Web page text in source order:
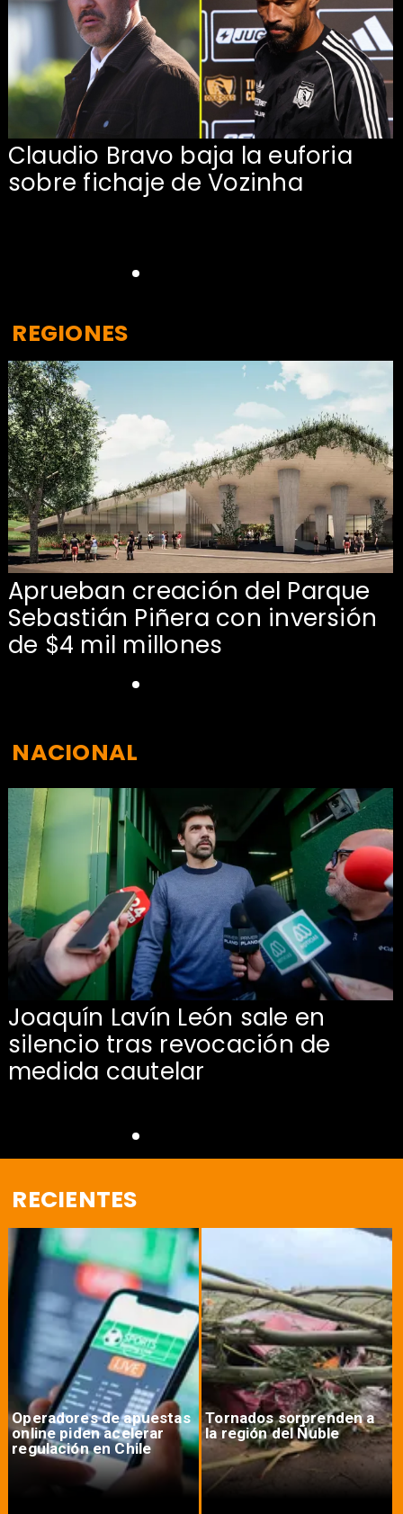
Claudio Bravo baja la euforia
sobre fichaje de Vozinha
Aprueban creación del Parque
Sebastián Piñera con inversión
de $4 mil millones
REGIONES
Joaquín Lavín León sale en
silencio tras revocación de
medida cautelar
NACIONAL
RECIENTES
Operadores de apuestas
online piden acelerar
regulación en Chile
Tornados sorprenden a
la región del Ñuble